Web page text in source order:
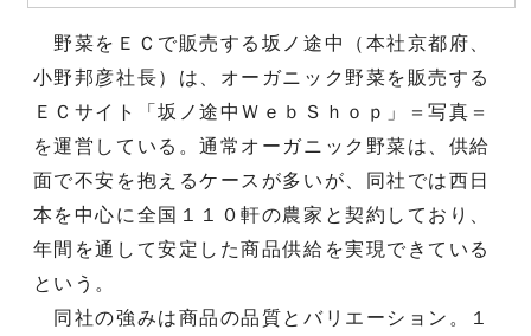
野菜をＥＣで販売する坂ノ途中（本社京都府、
小野邦彦社長）は、オーガニック野菜を販売する
ＥＣサイト「坂ノ途中ＷｅｂＳｈｏｐ」＝写真＝
を運営している。通常オーガニック野菜は、供給
面で不安を抱えるケースが多いが、同社では西日
本を中心に全国１１０軒の農家と契約しており、
年間を通して安定した商品供給を実現できている
という。
同社の強みは商品の品質とバリエーション。１